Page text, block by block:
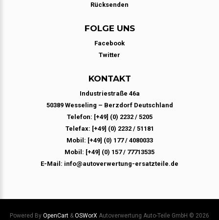
Rücksenden
FOLGE UNS
Facebook
Twitter
KONTAKT
Industriestraße 46a
50389 Wesseling – Berzdorf Deutschland
Telefon: [+49] (0) 2232 / 5205
Telefax: [+49] (0) 2232 / 51181
Mobil: [+49] (0) 177 / 4080033
Mobil: [+49] (0) 157 / 77713535
E-Mail: info@autoverwertung-ersatzteile.de
Powered By OpenCart & OSWorX Autoverwertung Auto-Teile GmbH © 2026